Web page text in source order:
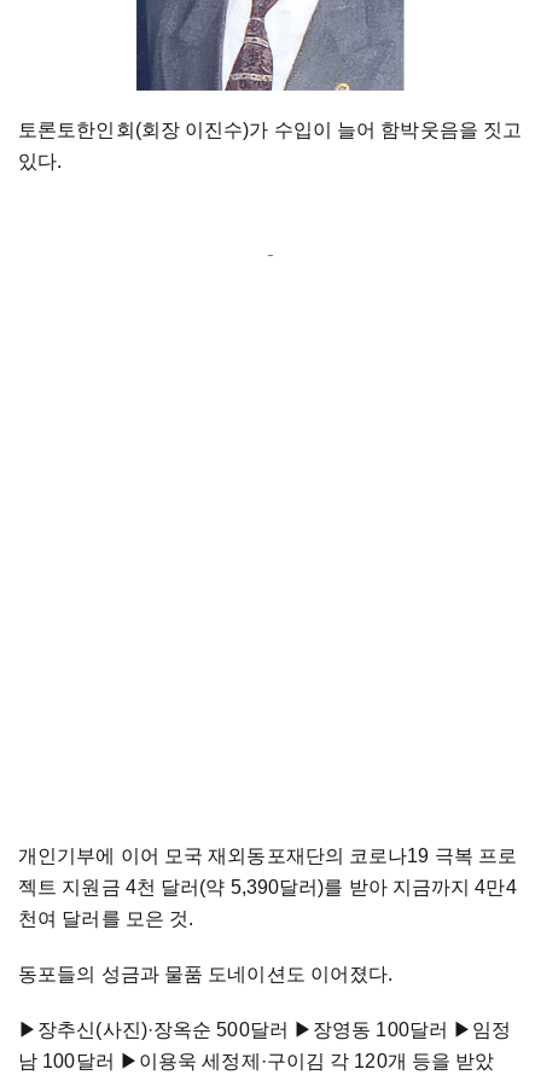
토론토한인회(회장 이진수)가 수입이 늘어 함박웃음을 짓고
있다.
개인기부에 이어 모국 재외동포재단의 코로나19 극복 프로
젝트 지원금 4천 달러(약 5,390달러)를 받아 지금까지 4만4
천여 달러를 모은 것.
동포들의 성금과 물품 도네이션도 이어졌다.
▶장추신(사진)·장옥순 500달러 ▶장영동 100달러 ▶임정
남 100달러 ▶이용욱 세정제·구이김 각 120개 등을 받았